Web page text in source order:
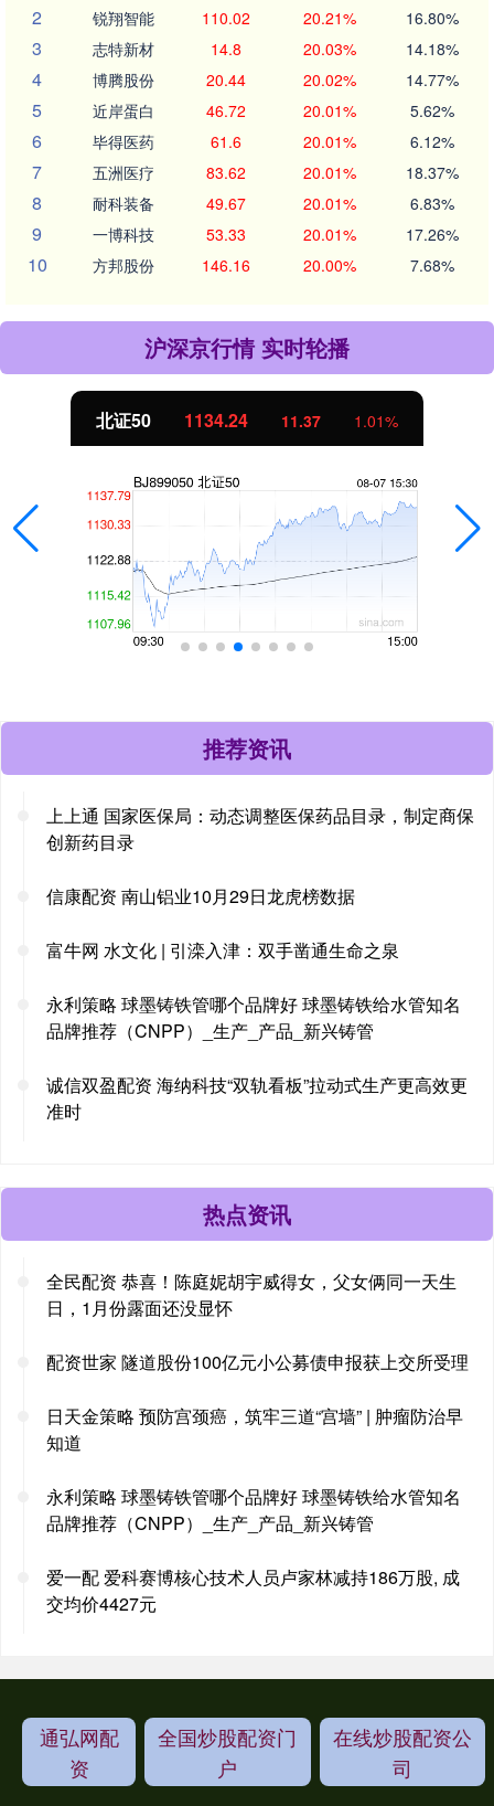
2 锐翔智能 110.02 20.21% 16.80%
3 志特新材 14.8 20.03% 14.18%
4 博腾股份 20.44 20.02% 14.77%
5 近岸蛋白 46.72 20.01% 5.62%
6 毕得医药 61.6 20.01% 6.12%
7 五洲医疗 83.62 20.01% 18.37%
8 耐科装备 49.67 20.01% 6.83%
9 一博科技 53.33 20.01% 17.26%
10 方邦股份 146.16 20.00% 7.68%
沪深京行情 实时轮播
北证50 1134.24 11.37 1.01%
推荐资讯
上上通 国家医保局：动态调整医保药品目录，制定商保
创新药目录
信康配资 南山铝业10月29日龙虎榜数据
富牛网 水文化 | 引滦入津：双手凿通生命之泉
永利策略 球墨铸铁管哪个品牌好 球墨铸铁给水管知名
品牌推荐（CNPP）_生产_产品_新兴铸管
诚信双盈配资 海纳科技“双轨看板”拉动式生产更高效更
准时
热点资讯
全民配资 恭喜！陈庭妮胡宇威得女，父女俩同一天生
日，1月份露面还没显怀
配资世家 隧道股份100亿元小公募债申报获上交所受理
日天金策略 预防宫颈癌，筑牢三道“宫墙” | 肿瘤防治早
知道
永利策略 球墨铸铁管哪个品牌好 球墨铸铁给水管知名
品牌推荐（CNPP）_生产_产品_新兴铸管
爱一配 爱科赛博核心技术人员卢家林减持186万股, 成
交均价4427元
通弘网配
资
全国炒股配资门
户
在线炒股配资公
司